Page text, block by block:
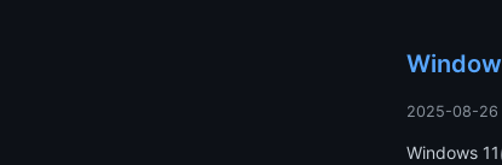
2025-08-26
Windows